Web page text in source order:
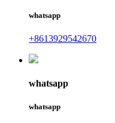
whatsapp
+8613929542670
whatsapp
whatsapp